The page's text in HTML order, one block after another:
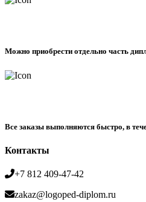
Можно приобрести отдельно часть
Все заказы выполняются быстро, в
Контакты
+7 812 409-47-42
zakaz@logoped-diplom.ru